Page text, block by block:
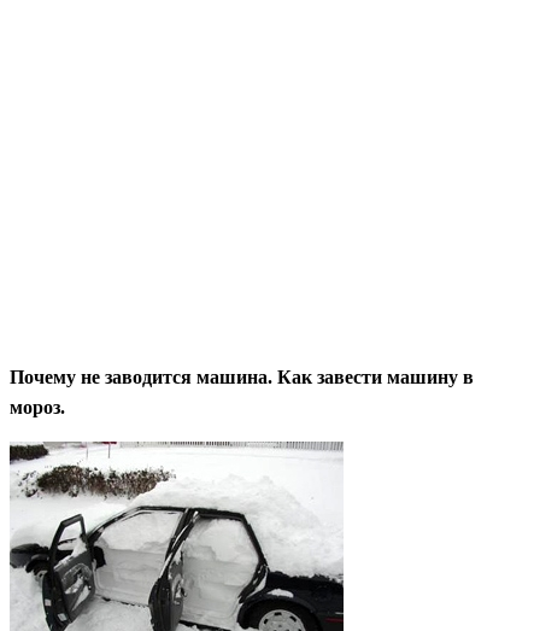
Почему не заводится машина. Как завести машину в
мороз.